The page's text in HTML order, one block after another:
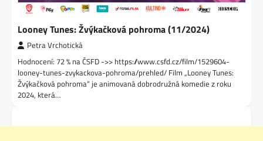
Looney Tunes: Žvýkačková pohroma (11/2024)
Petra Vrchotická
Hodnocení: 72 % na ČSFD ->> https://www.csfd.cz/film/1529604-
looney-tunes-zvykackova-pohroma/prehled/ Film „Looney Tunes:
Žvýkačková pohroma“ je animovaná dobrodružná komedie z roku
2024, která…